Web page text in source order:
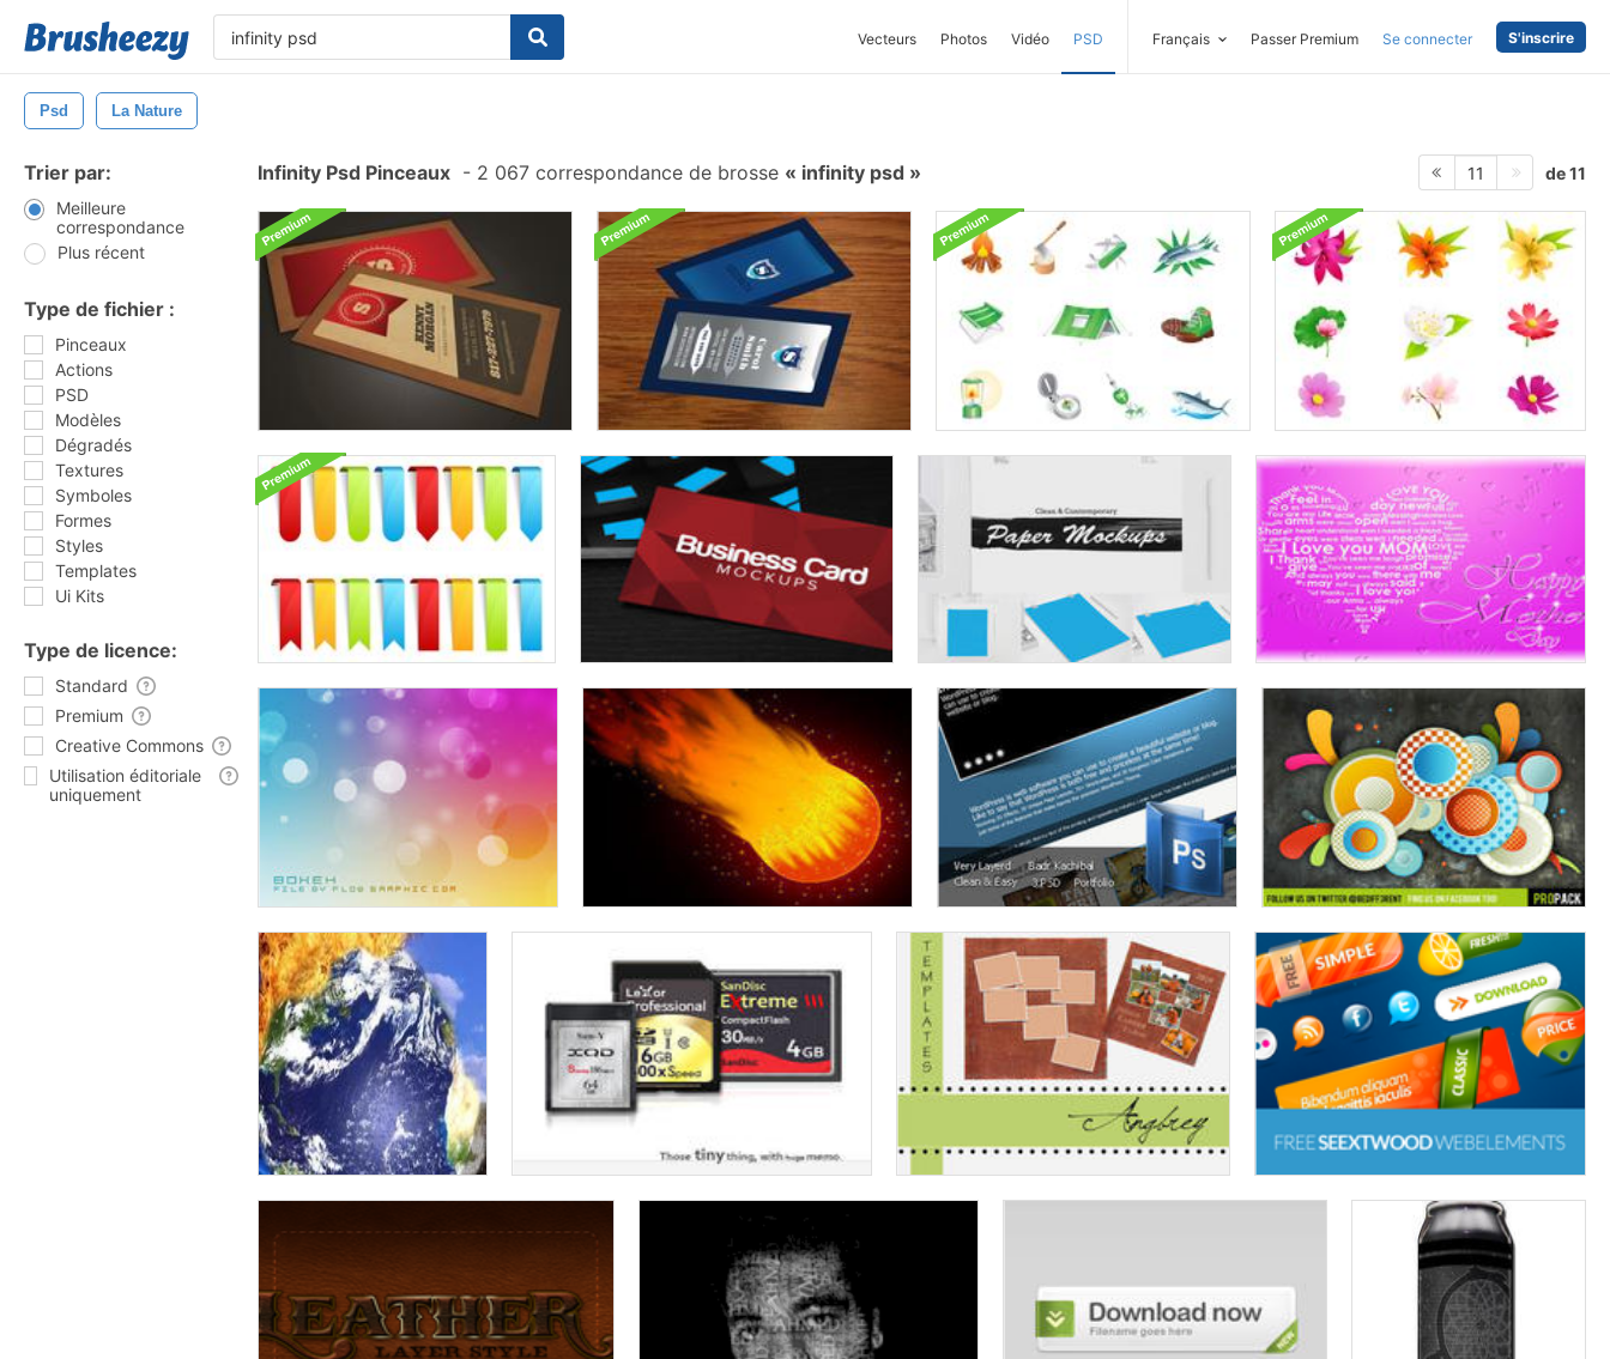
Vecteurs Photos Vidéo PSD Français Passer Premium Se connecter S'inscrire
Psd La Nature
Trier par:
Meilleure
correspondance
Plus récent
Type de fichier :
Pinceaux
Actions
PSD
Modèles
Dégradés
Textures
Symboles
Formes
Styles
Templates
Ui Kits
Type de licence:
Standard
Premium
Creative Commons
Utilisation éditoriale
uniquement
Infinity Psd Pinceaux - 2 067 correspondance de brosse infinity psd 11 de 11